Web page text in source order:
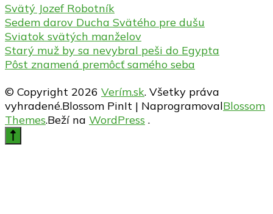
Svätý Jozef Robotník
Sedem darov Ducha Svätého pre dušu
Sviatok svätých manželov
Starý muž by sa nevybral peši do Egypta
Pôst znamená premôcť samého seba
© Copyright 2026 Verím.sk. Všetky práva
vyhradené.Blossom PinIt | NaprogramovalBlossom
Themes.Beží na WordPress .